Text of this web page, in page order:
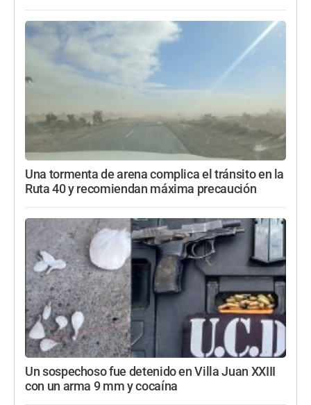
Una tormenta de arena complica el tránsito en la
Ruta 40 y recomiendan máxima precaución
Un sospechoso fue detenido en Villa Juan XXIII
con un arma 9 mm y cocaína